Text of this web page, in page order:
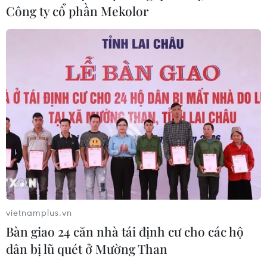
Dự thảo Luật Kiến trúc: Bổ sung quy
định nhận diện bản sắc văn hóa dân
Khởi động xét chọn Doanh nghiệp
đạt chuẩn văn hóa kinh doanh Việt
Nam 2026
06/08/2026 10:42
Xã Tây Giang khai mạc Ngày hội văn
hóa Cơ Tu lần thứ 1
06/08/2026 10:38
Công ty cổ phần Mekolor
vietnamplus.vn
Bàn giao 24 căn nhà tái định cư cho các hộ
dân bị lũ quét ở Mường Than